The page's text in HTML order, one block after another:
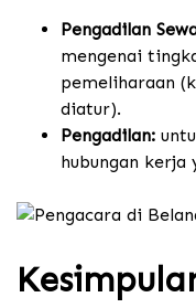
Pengadilan
mengenai
pemeliharaan
diatur).
Pengadilan:
hubungan kerja